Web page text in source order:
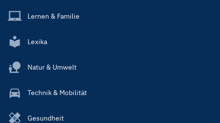
Lernen & Familie
Lexika
Natur & Umwelt
Technik & Mobilität
Gesundheit